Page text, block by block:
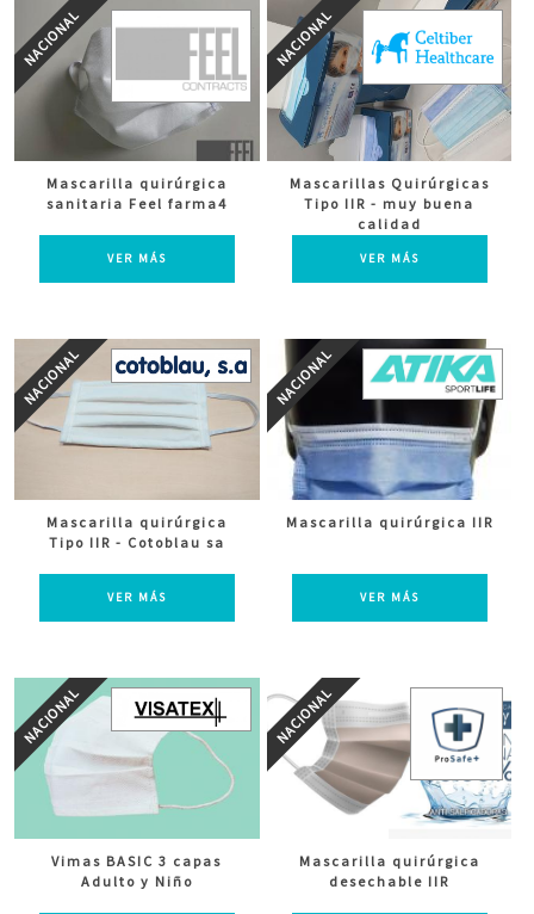
Mascarilla quirúrgica
sanitaria Feel farma4
VER MÁS
Mascarillas Quirúrgicas
Tipo IIR - muy buena
calidad
VER MÁS
Mascarilla quirúrgica
Tipo IIR - Cotoblau sa
VER MÁS
Mascarilla quirúrgica IIR
VER MÁS
Vimas BASIC 3 capas
Adulto y Niño
Mascarilla quirúrgica
desechable IIR